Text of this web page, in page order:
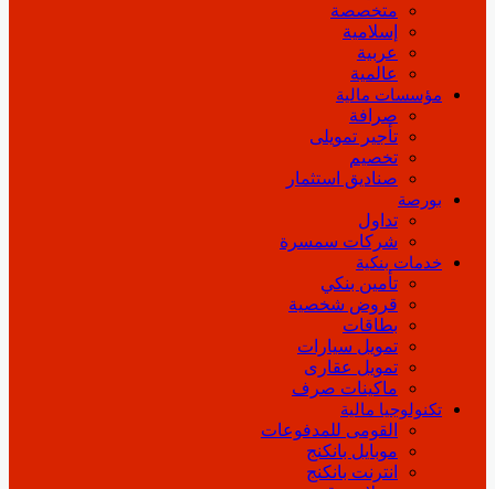
متخصصة
إسلامية
عربية
عالمية
مؤسسات مالية
صرافة
تأجير تمويلى
تخصيم
صناديق استثمار
بورصة
تداول
شركات سمسرة
خدمات بنكية
تأمين بنكي
قروض شخصية
بطاقات
تمويل سيارات
تمويل عقارى
ماكينات صرف
تكنولوجيا مالية
القومى للمدفوعات
موبايل بانكنج
انترنت بانكنج